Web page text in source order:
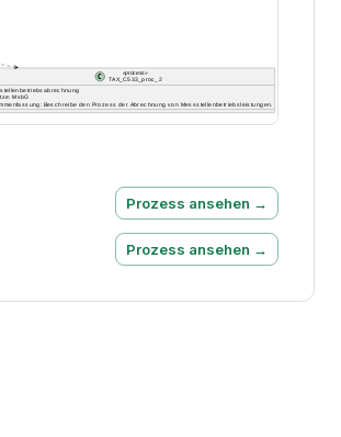
Prozess ansehen →
Prozess ansehen →